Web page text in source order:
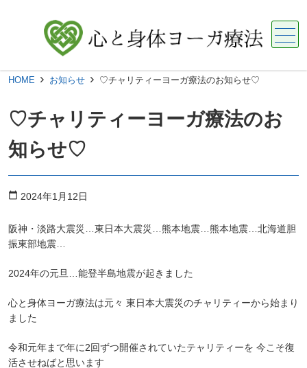
メニュー
HOME お知らせ ♡チャリティーヨーガ療法のお知らせ♡
♡チャリティーヨーガ療法のお
知らせ♡
calendar_today 2024年1月12日
阪神・淡路大震災…東日本大震災…熊本地震…熊本地震…北海道胆
振東部地震…
2024年の元旦…能登半島地震が起きました
心と身体ヨーガ療法は元々 東日本大震災のチャリティーから始まり
ました
令和元年まで年に2回ずつ開催されていたテャリティーを 今こそ復
活させねばと思います